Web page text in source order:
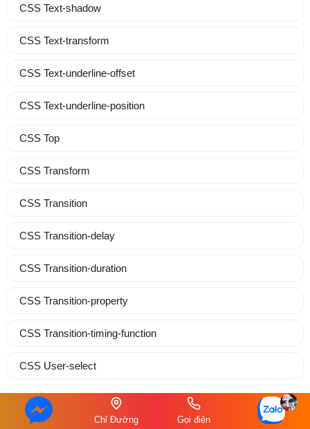
CSS Text-shadow
CSS Text-transform
CSS Text-underline-offset
CSS Text-underline-position
CSS Top
CSS Transform
CSS Transition
CSS Transition-delay
CSS Transition-duration
CSS Transition-property
CSS Transition-timing-function
CSS User-select
CSS Vertical-align
Chỉ Đường Gọi điện